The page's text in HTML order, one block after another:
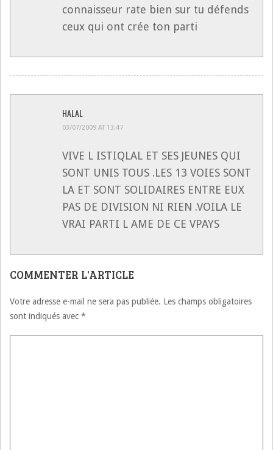
connaisseur rate bien sur tu défends
ceux qui ont crée ton parti
HALAL
03/07/2009 AT 13:47
VIVE L ISTIQLAL ET SES JEUNES QUI
SONT UNIS TOUS .LES 13 VOIES SONT
LA ET SONT SOLIDAIRES ENTRE EUX
PAS DE DIVISION NI RIEN .VOILA LE
VRAI PARTI L AME DE CE VPAYS
COMMENTER L'ARTICLE
Votre adresse e-mail ne sera pas publiée. Les champs obligatoires
sont indiqués avec *